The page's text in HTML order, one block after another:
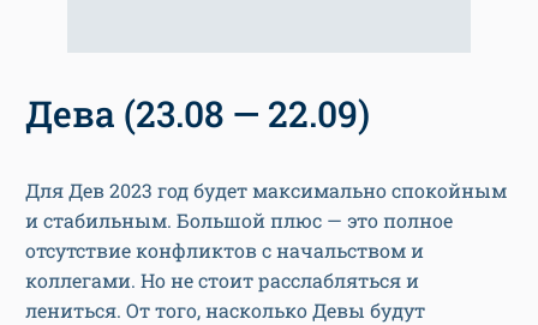
Дева (23.08 — 22.09)
Для Дев 2023 год будет максимально спокойным
и стабильным. Большой плюс — это полное
отсутствие конфликтов с начальством и
коллегами. Но не стоит расслабляться и
лениться. От того, насколько Девы будут